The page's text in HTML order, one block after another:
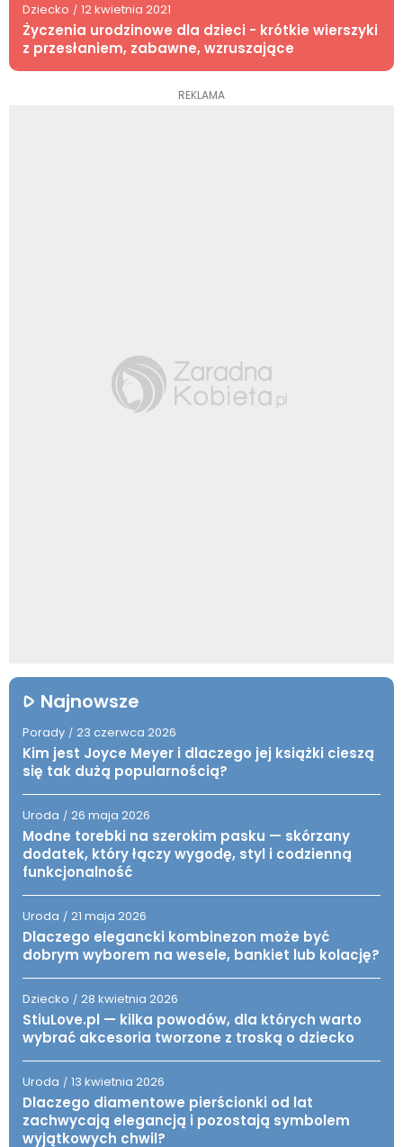
Dziecko / 12 kwietnia 2021
Życzenia urodzinowe dla dzieci - krótkie wierszyki
z przesłaniem, zabawne, wzruszające
REKLAMA
Najnowsze
Porady / 23 czerwca 2026
Kim jest Joyce Meyer i dlaczego jej książki cieszą
się tak dużą popularnością?
Uroda / 26 maja 2026
Modne torebki na szerokim pasku — skórzany
dodatek, który łączy wygodę, styl i codzienną
funkcjonalność
Uroda / 21 maja 2026
Dlaczego elegancki kombinezon może być
dobrym wyborem na wesele, bankiet lub kolację?
Dziecko / 28 kwietnia 2026
StiuLove.pl — kilka powodów, dla których warto
wybrać akcesoria tworzone z troską o dziecko
Uroda / 13 kwietnia 2026
Dlaczego diamentowe pierścionki od lat
zachwycają elegancją i pozostają symbolem
wyjątkowych chwil?